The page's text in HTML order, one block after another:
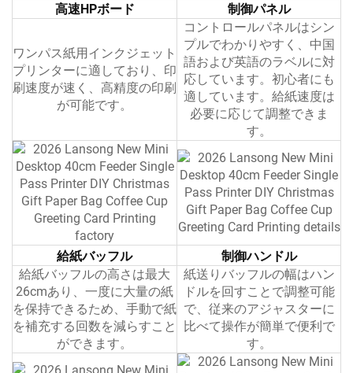
高速HPボード 制御パネル
ワンパス紙用インクジェット
プリンターに適しており、印
刷速度が速く、高精度の印刷
が可能です。
コントロールパネルはシン
プルでわかりやすく、中国
語および英語のラベルに対
応しています。初心者にも
適しています。給紙速度は
必要に応じて調整できま
す。
給紙バッフル
制御ハンドル
給紙バッフルの高さは最大
26cmあり、一度に大量の紙
を保持できるため、手動で紙
を補充する回数を減らすこと
ができます。
紙送りバッフルの幅はハン
ドルを回すことで調整可能
で、従来のアジャスターに
比べて操作が簡単で便利で
す。